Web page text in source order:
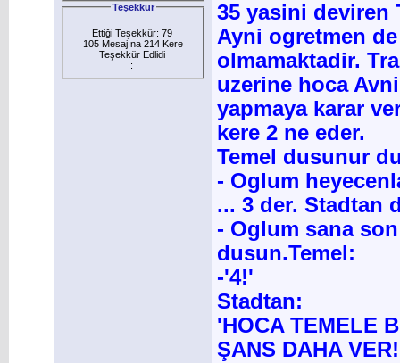
Teşekkür
Ettiği Teşekkür: 79
105 Mesajına 214 Kere
Teşekkür Edlidi
:
35 yasini deviren
Ayni ogretmen
olmamaktadir.
uzerine hoca
yapmaya karar
kere 2 ne eder.
Temel dusunur
- Oglum
... 3 der. Stadtan
- Oglum sana
dusun.Temel:
-'4!'
Stadtan:
'HOCA TEMELE
ŞANS DAHA